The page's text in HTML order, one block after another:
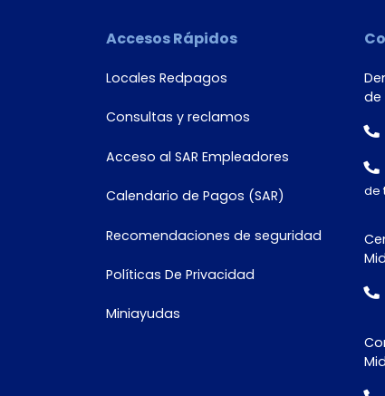
Accesos Rápidos
Locales Redpagos
Consultas y reclamos
Acceso al SAR Empleadores
Calendario de Pagos (SAR)
Recomendaciones de seguridad
Políticas De Privacidad
Miniayudas
de
de